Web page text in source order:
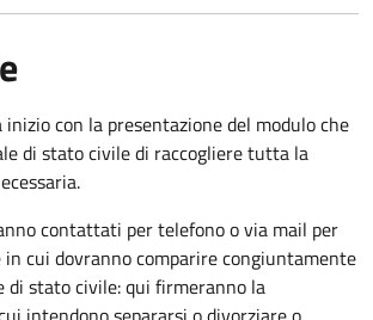
con la presentazione del modulo che
di stato civile di raccogliere tutta la
contattati per telefono o via mail per
in cui dovranno comparire congiuntamente
di stato civile: qui firmeranno la